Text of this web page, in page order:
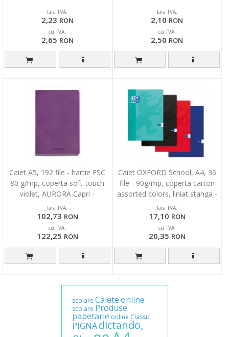
fara TVA:
2,23 RON
cu TVA:
2,65 RON
fara TVA:
2,10 RON
cu TVA:
2,50 RON
Caiet A5, 192 file - hartie FSC
80 g/mp, coperta soft-touch
violet, AURORA Capri -
dictando
fara TVA:
102,73 RON
cu TVA:
122,25 RON
Caiet OXFORD School, A4, 36
file - 90g/mp, coperta carton
assorted colors, liniat stanga -
dictando
fara TVA:
17,10 RON
cu TVA:
20,35 RON
scolare Caieteonline
scolare Produse
papetarie online Classic
PIGNA dictando,